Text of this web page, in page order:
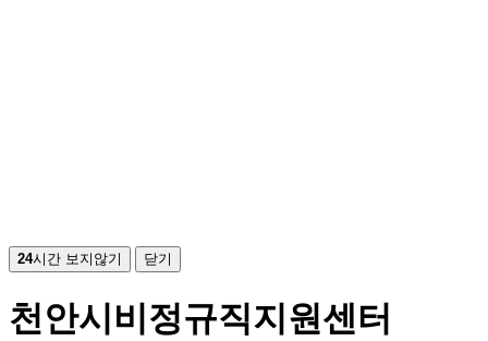
24시간 보지않기 닫기
천안시비정규직지원센터